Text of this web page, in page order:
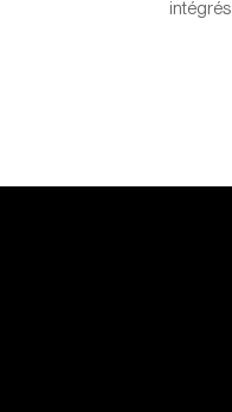
intégrés